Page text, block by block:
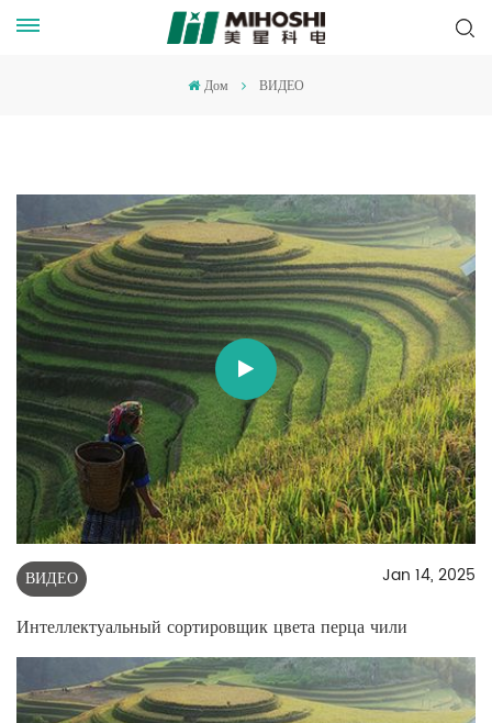
Дом ВИДЕО
ВИДЕО Jan 14, 2025
Интеллектуальный сортировщик цвета перца чили